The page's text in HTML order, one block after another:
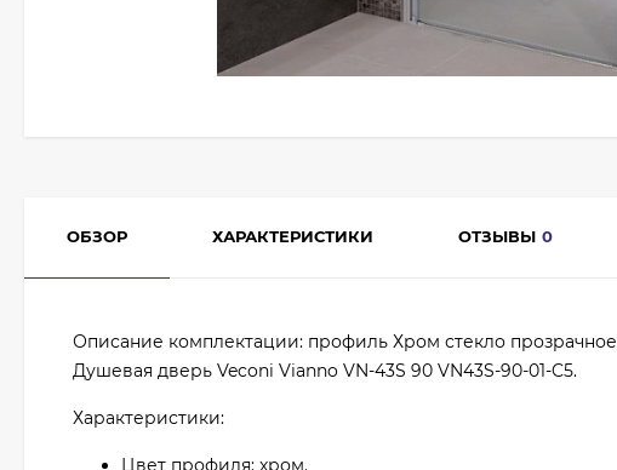
ОБЗОР ХАРАКТЕРИСТИКИ ОТЗЫВЫ 0
Описание комплектации: профиль Хром стекло прозрачное
Душевая дверь Veconi Vianno VN-43S 90 VN43S-90-01-C5.
Характеристики:
Цвет профиля: хром.